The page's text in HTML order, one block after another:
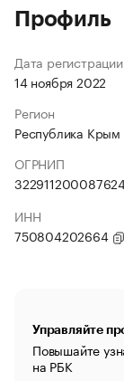
Профиль
Дата регистрации
14 ноября 2022
Регион
Республика Крым
ОГРНИП
ИНН
750804202664
Управляйте
Повышайте
на РБК